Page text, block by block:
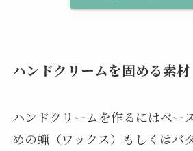
ハンドクリームを固める素材
ハンドクリームを作るにはベー
めの蝋（ワックス）もしくはバ